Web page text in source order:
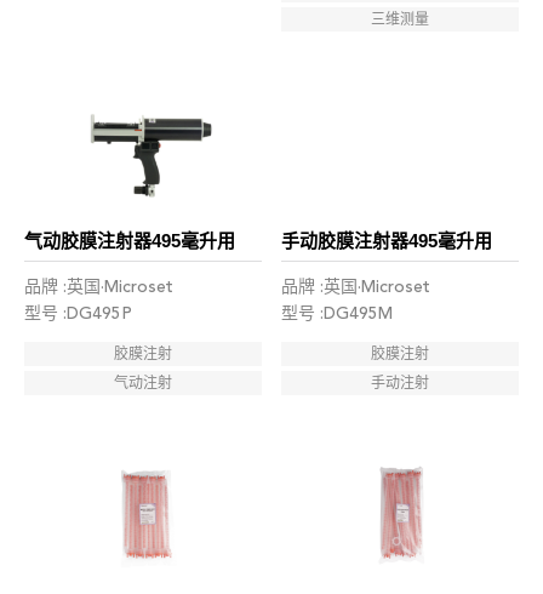
三维测量
气动胶膜注射器495毫升用
品牌 :英国·Microset
型号 :DG495P
胶膜注射
气动注射
手动胶膜注射器495毫升用
品牌 :英国·Microset
型号 :DG495M
胶膜注射
手动注射